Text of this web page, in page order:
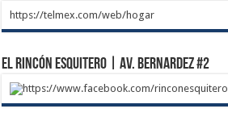
https://telmex.com/web/hogar
El Rincón Esquitero | Av. Bernardez #2
https://www.facebook.com/rinconesquitero